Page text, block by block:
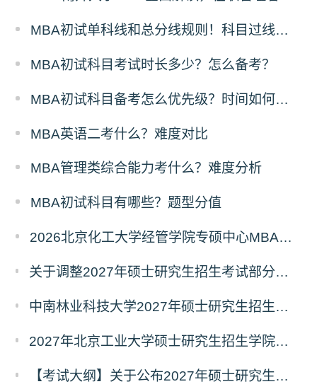
MBA初试单科线和总分线规则！科目过线标准
MBA初试科目考试时长多少？怎么备考？
MBA初试科目备考怎么优先级？时间如何分配？
MBA英语二考什么？难度对比
MBA管理类综合能力考什么？难度分析
MBA初试科目有哪些？题型分值
2026北京化工大学经管学院专硕中心MBA拟录取分析解读
关于调整2027年硕士研究生招生考试部分专业初试考试科目及参考书目的公告（二）
中南林业科技大学2027年硕士研究生招生考试初试科目调整情况公告
2027年北京工业大学硕士研究生招生学院、考试科目、考试大纲等调整情况
【考试大纲】关于公布2027年硕士研究生入学考试自命题考试科目考试大纲的通知